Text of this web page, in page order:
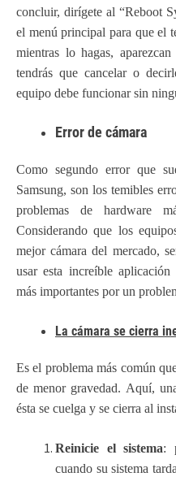
concluir, dirígete al “Reboot
el menú principal para que el
mientras lo hagas,
tendrás que cancelar o
equipo debe funcionar sin
Error de cámara
Como segundo error que
Samsung, son los temibles
problemas de hardware
Considerando que los
mejor cámara del mercado,
usar esta increíble aplicación
más importantes por un
La cámara se cierra
Es el problema más común
de menor gravedad. Aquí,
ésta se cuelga y se cierra al
Reinicie el sistema:
cuando su sistema